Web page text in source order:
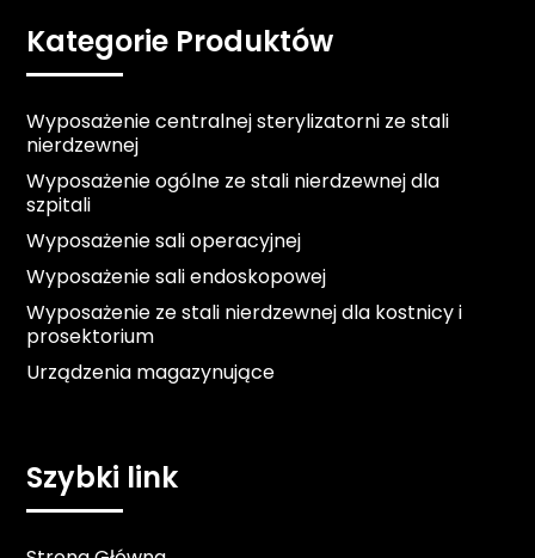
Kategorie Produktów
Wyposażenie centralnej sterylizatorni ze stali
nierdzewnej
Wyposażenie ogólne ze stali nierdzewnej dla
szpitali
Wyposażenie sali operacyjnej
Wyposażenie sali endoskopowej
Wyposażenie ze stali nierdzewnej dla kostnicy i
prosektorium
Urządzenia magazynujące
Szybki link